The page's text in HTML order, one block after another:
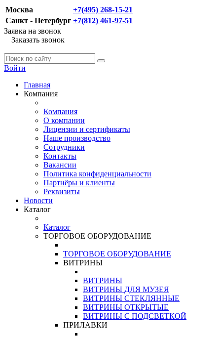
Москва
+7(495) 268-15-21
Санкт - Петербург +7(812) 461-97-51
Заявка на звонок
Заказать звонок
Войти
Главная
Компания
Компания
О компании
Лицензии и сертификаты
Наше производство
Сотрудники
Контакты
Вакансии
Политика конфиденциальности
Партнёры и клиенты
Реквизиты
Новости
Каталог
Каталог
ТОРГОВОЕ ОБОРУДОВАНИЕ
ТОРГОВОЕ ОБОРУДОВАНИЕ
ВИТРИНЫ
ВИТРИНЫ
ВИТРИНЫ ДЛЯ МУЗЕЯ
ВИТРИНЫ СТЕКЛЯННЫЕ
ВИТРИНЫ ОТКРЫТЫЕ
ВИТРИНЫ С ПОДСВЕТКОЙ
ПРИЛАВКИ